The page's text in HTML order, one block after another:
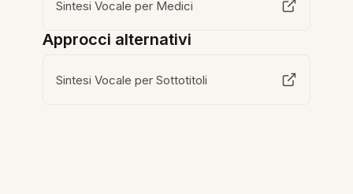
Sintesi Vocale per Medici
Approcci alternativi
Sintesi Vocale per Sottotitoli